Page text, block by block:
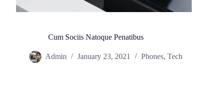
Cum Sociis Natoque Penatibus
Admin January 23, 2021 Phones, Tech